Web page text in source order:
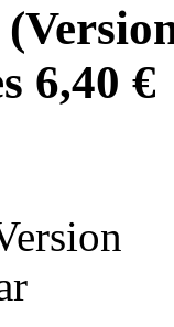
6,40 €